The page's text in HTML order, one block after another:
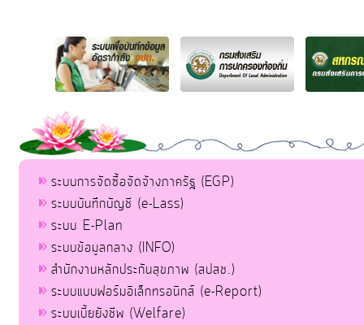
ระบบการจัดซื้อจัดจ้างภาครัฐ (EGP)
ระบบบันทึกบัญชี (e-Lass)
ระบบ E-Plan
ระบบข้อมูลกลาง (INFO)
สำนักงานหลักประกันสุขภาพ (สปสช.)
ระบบแบบฟอร์มอิเล็กทรอนิกส์ (e-Report)
ระบบเบี้ยยังชีพ (Welfare)